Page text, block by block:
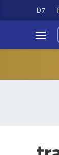
D7